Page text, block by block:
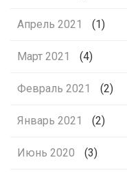
Апрель 2021 (1)
Март 2021 (4)
Февраль 2021 (2)
Январь 2021 (2)
Июнь 2020 (3)